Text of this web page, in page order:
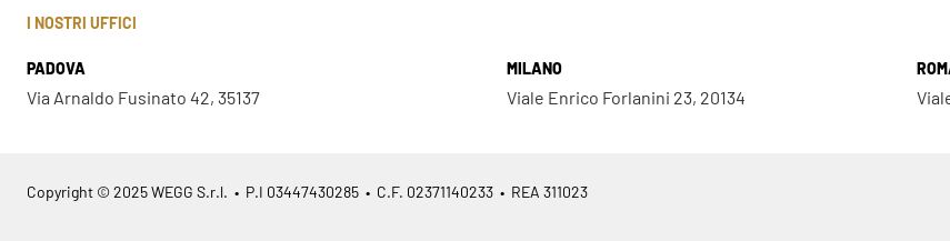
I NOSTRI UFFICI
PADOVA
Via Arnaldo Fusinato 42, 35137
MILANO
Viale Enrico Forlanini 23, 20134
Copyright © 2025 WEGG S.r.l. • P.I 03447430285 • C.F. 02371140233 • REA 311023